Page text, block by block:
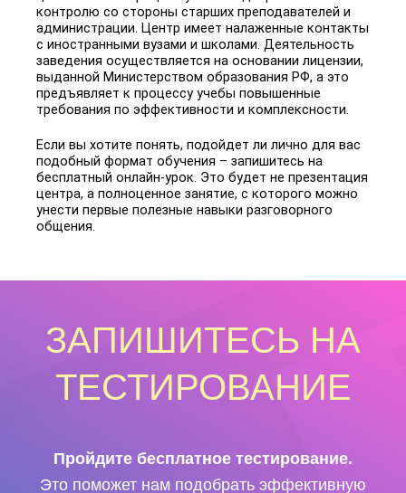
контролю со стороны старших преподавателей и
администрации. Центр имеет налаженные контакты
с иностранными вузами и школами. Деятельность
заведения осуществляется на основании лицензии,
выданной Министерством образования РФ, а это
предъявляет к процессу учебы повышенные
требования по эффективности и комплексности.
Если вы хотите понять, подойдет ли лично для вас
подобный формат обучения – запишитесь на
бесплатный онлайн-урок. Это будет не презентация
центра, а полноценное занятие, с которого можно
унести первые полезные навыки разговорного
общения.
ЗАПИШИТЕСЬ НА
ТЕСТИРОВАНИЕ
Пройдите бесплатное тестирование.
Это поможет нам подобрать эффективную